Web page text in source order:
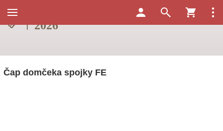
Čap domčeka spojky FE